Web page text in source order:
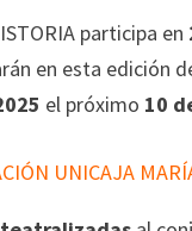
participa en
en esta edición
el próximo 10
UNICAJA